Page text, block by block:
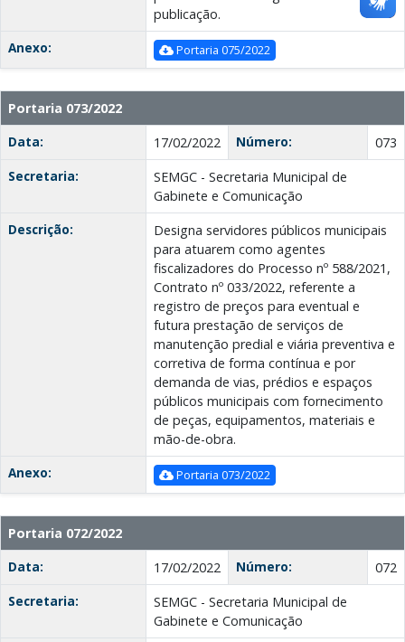
publicação.
Anexo:
Portaria 075/2022
Portaria 073/2022
Data:
17/02/2022 Número:
073
Secretaria:
SEMGC - Secretaria Municipal de
Gabinete e Comunicação
Descrição:
Designa servidores públicos municipais
para atuarem como agentes
fiscalizadores do Processo nº 588/2021,
Contrato nº 033/2022, referente a
registro de preços para eventual e
futura prestação de serviços de
manutenção predial e viária preventiva e
corretiva de forma contínua e por
demanda de vias, prédios e espaços
públicos municipais com fornecimento
de peças, equipamentos, materiais e
mão-de-obra.
Anexo:
Portaria 073/2022
Portaria 072/2022
Data:
17/02/2022 Número:
072
Secretaria:
SEMGC - Secretaria Municipal de
Gabinete e Comunicação